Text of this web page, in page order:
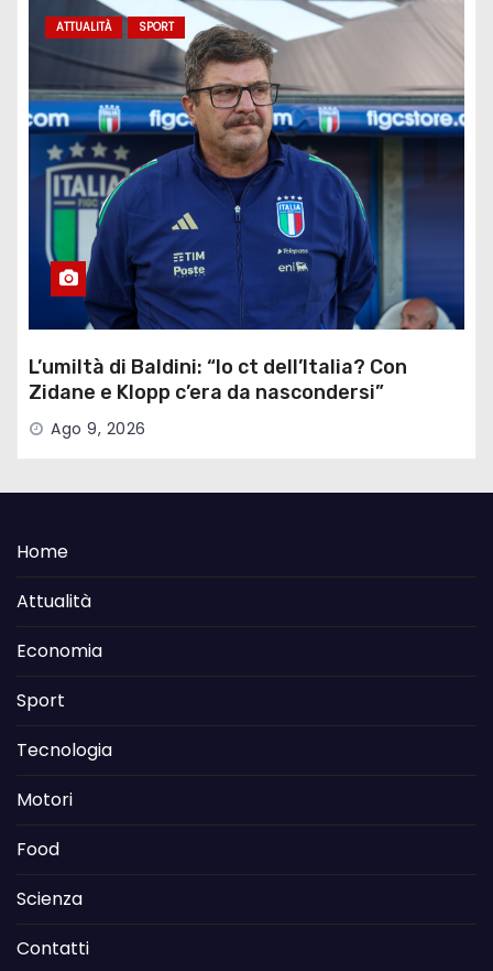
ATTUALITÀ SPORT
L’umiltà di Baldini: “Io ct dell’Italia? Con
Zidane e Klopp c’era da nascondersi”
Ago 9, 2026
Home
Attualità
Economia
Sport
Tecnologia
Motori
Food
Scienza
Contatti